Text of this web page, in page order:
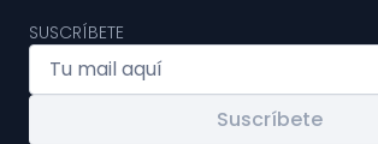
SUSCRÍBETE
Suscríbete